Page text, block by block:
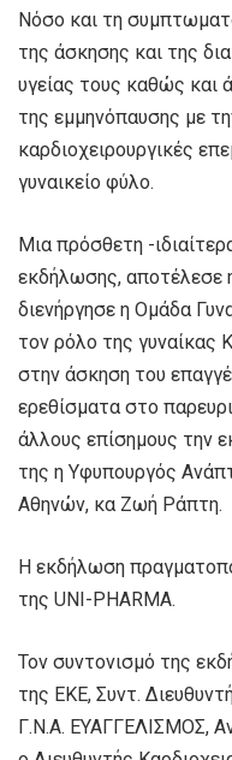
Νόσο και τη
της άσκησης και της
υγείας τους καθώς και
της εμμηνόπαυσης με
καρδιοχειρουργικές
γυναικείο φύλο.
Μια πρόσθετη -
εκδήλωσης, αποτέλεσε
διενήργησε η Ομάδα
τον ρόλο της γυναίκας
στην άσκηση του
ερεθίσματα στο
άλλους επίσημους την
της η Υφυπουργός
Αθηνών, κα Ζωή Ράπτη.
Η εκδήλωση
της UNI-PHARMA.
Τον συντονισμό της
της ΕΚΕ, Συντ.
Γ.Ν.Α. ΕΥΑΓΓΕΛΙΣΜΟΣ,